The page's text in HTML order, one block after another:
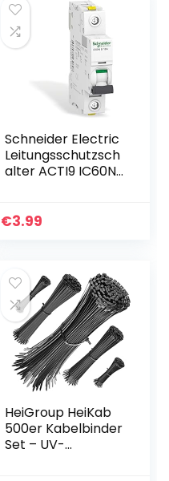
Schneider Electric
Leitungsschutzsch
alter ACTI9 IC60N
€3.99
HeiGroup HeiKab
500er Kabelbinder
Set – UV-